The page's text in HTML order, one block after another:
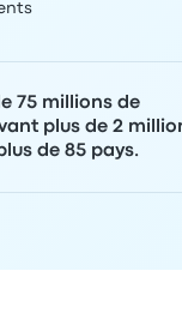
75 millions de
plus de 2
de 85 pays.